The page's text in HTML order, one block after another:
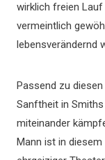
wirklich freien
vermeintlich
lebensverändernd
Passend zu
Sanftheit in
miteinander
Mann ist in